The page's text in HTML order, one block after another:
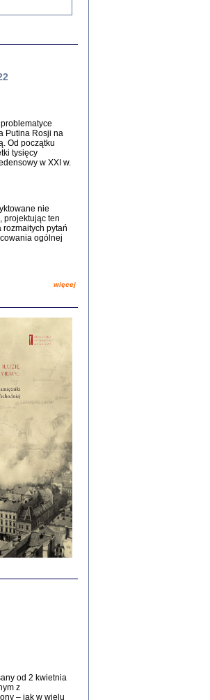
...
Haska
2017
Żydów.
R. 2016
2016
Putina Rosji na
Od początku
tysięcy
w XXI w.
nie
projektując ten
pytań
ogólnej
więcej
od 2 kwietnia
z
– jak w wielu